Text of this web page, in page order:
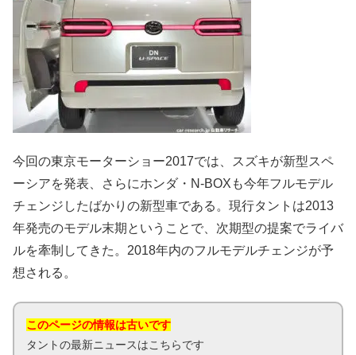
今回の東京モーターショー2017では、スズキが新型スペ
ーシアを発表、さらにホンダ・N-BOXも今年フルモデル
チェンジしたばかりの新型車である。現行タントは2013
年発売のモデル末期ということで、次期型の提案でライバ
ルを牽制してきた。2018年内のフルモデルチェンジが予
想される。
このページの情報は古いです
タントの最新ニュースはこちらです